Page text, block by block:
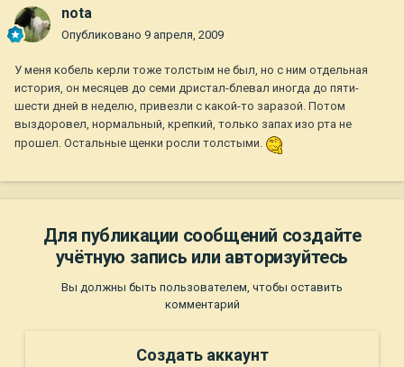
nota
Опубликовано 9 апреля, 2009
У меня кобель керли тоже толстым не был, но с ним отдельная
история, он месяцев до семи дристал-блевал иногда до пяти-
шести дней в неделю, привезли с какой-то заразой. Потом
выздоровел, нормальный, крепкий, только запах изо рта не
прошел. Остальные щенки росли толстыми.
Для публикации сообщений создайте
учётную запись или авторизуйтесь
Вы должны быть пользователем, чтобы оставить
комментарий
Создать аккаунт